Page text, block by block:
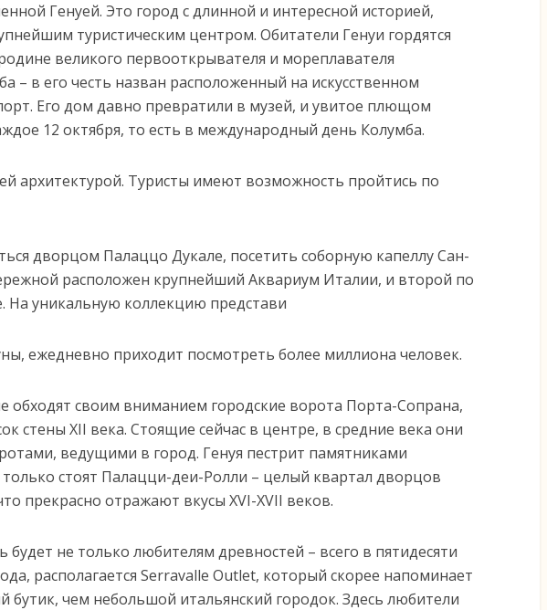
Генуей. Это город с длинной и интересной историей,
туристическим центром. Обитатели Генуи гордятся
великого первооткрывателя и мореплавателя
– в его честь назван расположенный на искусственном
Его дом давно превратили в музей, и увитое плющом
12 октября, то есть в международный день Колумба.
архитектурой. Туристы имеют возможность пройтись по
дворцом Палаццо Дукале, посетить соборную капеллу Сан-
расположен крупнейший Аквариум Италии, и второй по
На уникальную коллекцию представи
ежедневно приходит посмотреть более миллиона человек.
обходят своим вниманием городские ворота Порта-Сопрана,
стены ХІІ века. Стоящие сейчас в центре, в средние века они
ведущими в город. Генуя пестрит памятниками
стоят Палацци-деи-Ролли – целый квартал дворцов
прекрасно отражают вкусы XVI-XVII веков.
будет не только любителям древностей – всего в пятидесяти
располагается Serravalle Outlet, который скорее напоминает
бутик, чем небольшой итальянский городок. Здесь любители